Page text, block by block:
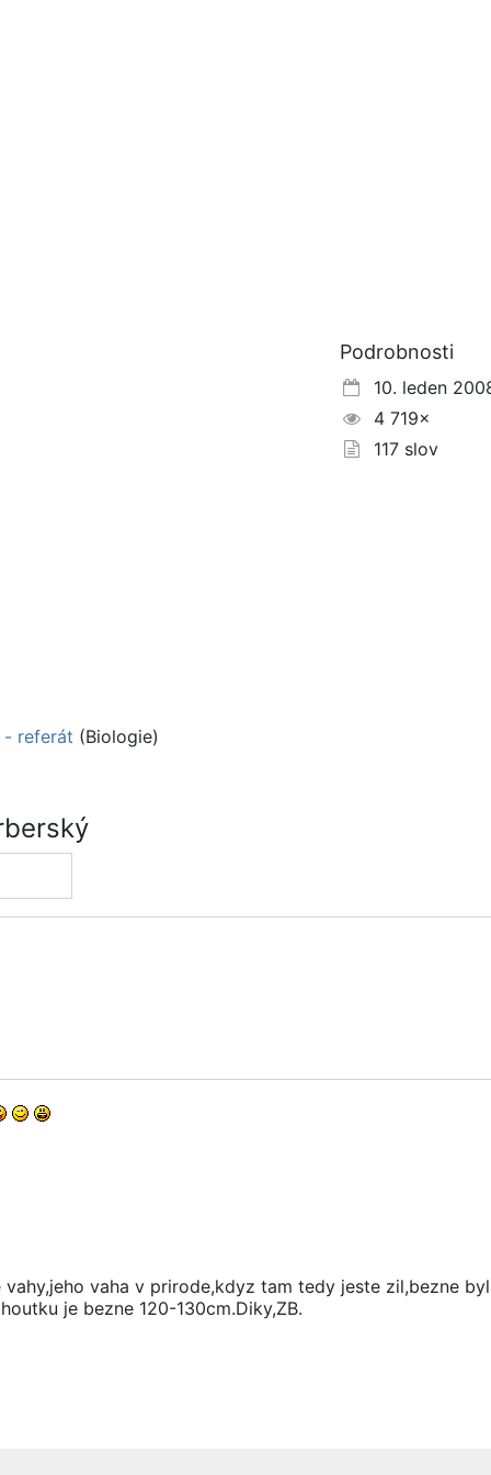
Podrobnosti
10. leden
4 719×
117 slov
- referát (Biologie)
vaha v prirode,kdyz tam tedy jeste zil,bezne
je bezne 120-130cm.Diky,ZB.